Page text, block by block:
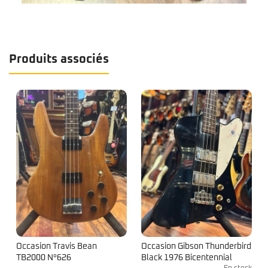
Produits associés
Occasion Travis Bean
TB2000 N°626
Occasion Gibson Thunderbird
Black 1976 Bicentennial